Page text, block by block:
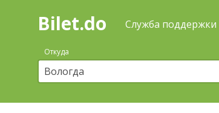
Поиск
покупка
билетов
автобус
онлайн
Bilet.do Служба поддержки
Откуда